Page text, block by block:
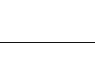
LAN Jakarta Bekali